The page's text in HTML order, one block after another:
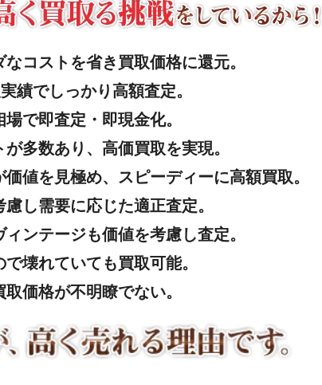
コストを省き買取価格に還元。
績でしっかり高額査定。
で即査定・即現金化。
多数あり、高価買取を実現。
値を見極め、スピーディーに高額買取。
し需要に応じた適正査定。
ンテージも価値を考慮し査定。
壊れていても買取可能。
価格が不明瞭でない。